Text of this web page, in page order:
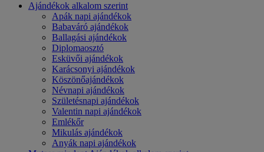
Ajándékok alkalom szerint
Apák napi ajándékok
Babaváró ajándékok
Ballagási ajándékok
Diplomaosztó
Esküvői ajándékok
Karácsonyi ajándékok
Köszönőajándékok
Névnapi ajándékok
Születésnapi ajándékok
Valentin napi ajándékok
Emlékőr
Mikulás ajándékok
Anyák napi ajándékok